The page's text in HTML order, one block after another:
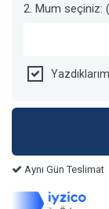
2. Mum seçiniz:
Aynı Gün Teslimat